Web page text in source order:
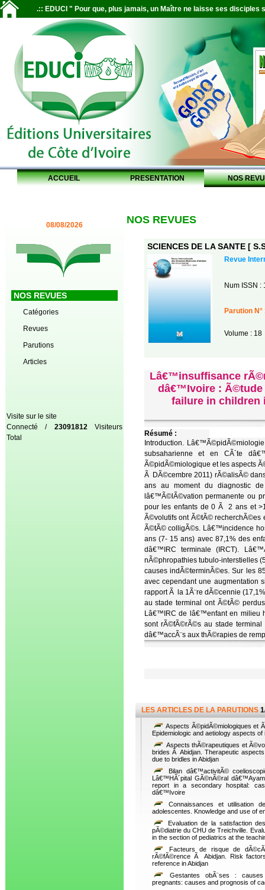
.:: EDUCI " Pour que, plus jamais, un Maître ne laisse ses disciples
ACCUEIL PRESENTATION NOS
08/08/2026
NOS REVUES
Catégories
Revues
Parutions
Articles
Visite sur le site
Connecté / 23091812Visiteurs
Total
NOS REVUES
SCIENCES DE LA SANTE [
Revue
Num ISSN :
Parution N°
Volume : 18
Lâ€™insuffisance
dâ€™Ivoire : Ã©tude
failure in children
Résumé :
Introduction.
subsaharienne et en CÃ´te
Ã©pidÃ©miologique et les aspects
Ã DÃ©cembre 2011) rÃ©alisÃ©
ans au moment du diagnostic
lâ€™Ã©lÃ©vation permanente ou
pour les enfants de 0 Ã 2 ans et
Ã©volutifs ont Ã©tÃ© recherchÃ©es
Ã©tÃ© colligÃ©s. Lâ€™incidence
ans (7- 15 ans) avec 87,1% des
dâ€™IRC terminale (IRCT).
nÃ©phropathies tubulo-interstielles
causes indÃ©terminÃ©es. Sur les
avec cependant une augmentation
rapport Ã la 1Ã¨re dÃ©cennie
au stade terminal ont Ã©tÃ©
Lâ€™IRC de lâ€™enfant en milieu
sont rÃ©fÃ©rÃ©s au stade
dâ€™accÃ¨s aux thÃ©rapies de
LES ARTICLES DE LA PARUTIONS
Aspects Ã©pidÃ©miologiques et
Epidemiologic and aetiology aspects of
Aspects thÃ©rapeutiques et
brides Ã Abidjan. Therapeutic
due to bridles in Abidjan
Bilan dâ€™activitÃ©
Lâ€™HÃ´pital GÃ©nÃ©ral
report in a secondary hospital:
dâ€™Ivoire
Connaissances et utilisation
adolescentes. Knowledge and use of
Evaluation de la satisfaction
pÃ©diatrie du CHU de Treichville.
in the section of pediatrics at the
Facteurs de risque de
rÃ©fÃ©rence Ã Abidjan. Risk
reference in Abidjan
Gestantes obÃ¨ses :
pregnants: causes and prognosis of